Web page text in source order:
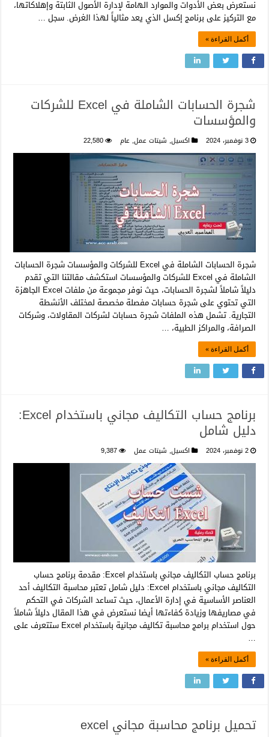
نستعرض بعض الأدوات والموارد الهامة لإدارة الأصول الثابتة وإهلاكاتها،
مع التركيز على برنامج إكسل الذي يعد مثالياً لهذا الغرض. سجل …
أكمل القراءة »
شجرة الحسابات الشاملة في Excel للشركات
والمؤسسات
3 نوفمبر، 2024 اكسيل, شيتات عمل, عام 22,580
شجرة الحسابات الشاملة في Excel للشركات والمؤسسات شجرة الحسابات
الشاملة في Excel للشركات والمؤسسات استكشف مقالتنا التي تقدم
دليلاً شاملاً لشجرة الحسابات، حيث نوفر مجموعة من ملفات Excel الجاهزة
التي تحتوي على شجرة حسابات مفصلة مخصصة لمختلف الأنشطة
التجارية. تشمل هذه الملفات شجرة حسابات لشركات المقاولات، وشركات
الصرافة، والمراكز الطبية، …
أكمل القراءة »
برنامج حساب التكاليف مجاني باستخدام Excel:
دليل شامل
2 نوفمبر، 2024 اكسيل, شيتات عمل 9,387
برنامج حساب التكاليف مجاني باستخدام Excel: مقدمة برنامج حساب
التكاليف مجاني باستخدام Excel: دليل شامل تعتبر محاسبة التكاليف أحد
العناصر الأساسية في إدارة الأعمال، حيث تساعد الشركات في التحكم
في مصاريفها وزيادة كفاءتها أيضا نستعرض في هذا المقال دليلاً شاملاً
حول استخدام برامج محاسبة تكاليف مجانية باستخدام Excel ستتعرف على
…
أكمل القراءة »
تحميل برنامج محاسبة مجاني excel